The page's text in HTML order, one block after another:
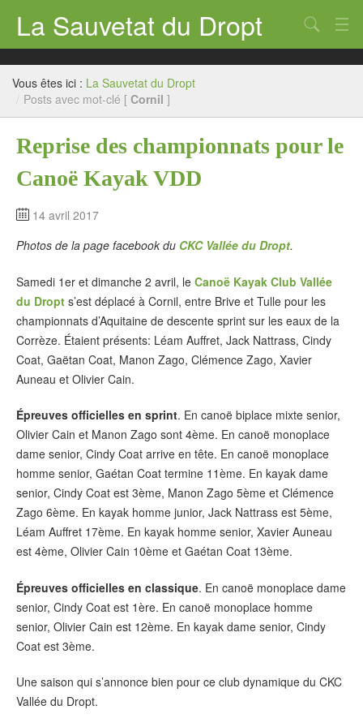
La Sauvetat du Dropt
Accueil
Mairie
Contact
Chercher
Vous êtes ici : La Sauvetat du Dropt
/ Posts avec mot-clé [ Cornil ]
Reprise des championnats pour le
Canoë Kayak VDD
14 avril 2017
Photos de la page facebook du CKC Vallée du Dropt.
Samedi 1er et dimanche 2 avril, le Canoë Kayak Club Vallée
du Dropt s’est déplacé à Cornil, entre Brive et Tulle pour les
championnats d’Aquitaine de descente sprint sur les eaux de la
Corrèze. Étaient présents: Léam Auffret, Jack Nattrass, Cindy
Coat, Gaëtan Coat, Manon Zago, Clémence Zago, Xavier
Auneau et Olivier Cain.
Épreuves officielles en sprint. En canoë biplace mixte senior,
Olivier Cain et Manon Zago sont 4ème. En canoë monoplace
dame senior, Cindy Coat arrive en tête. En canoë monoplace
homme senior, Gaétan Coat termine 11ème. En kayak dame
senior, Cindy Coat est 3ème, Manon Zago 5ème et Clémence
Zago 6ème. En kayak homme junior, Jack Nattrass est 5ème,
Léam Auffret 17ème. En kayak homme senior, Xavier Auneau
est 4ème, Olivier Cain 10ème et Gaétan Coat 13ème.
Épreuves officielles en classique. En canoë monoplace dame
senior, Cindy Coat est 1ère. En canoë monoplace homme
senior, Olivier Cain est 12ème. En kayak dame senior, Cindy
Coat est 3ème.
Une saison qui s’annonce bien pour ce club dynamique du CKC
Vallée du Dropt.